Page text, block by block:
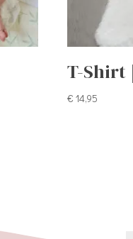
T-Shirt
€ 14,95